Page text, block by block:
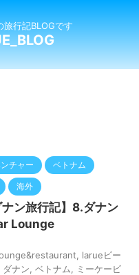
旅行記BLOGです
チャー ベトナム
海外
ナン旅行記】8.ダナン
Lounge
larueビー
ダナン ベトナム
ミーケービ